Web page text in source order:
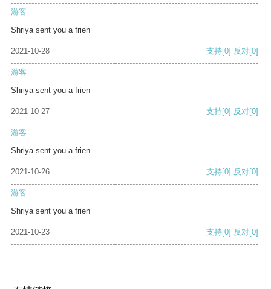
游客
Shriya sent you a frien
2021-10-28 支持[0] 反对[0]
游客
Shriya sent you a frien
2021-10-27 支持[0] 反对[0]
游客
Shriya sent you a frien
2021-10-26 支持[0] 反对[0]
游客
Shriya sent you a frien
2021-10-23 支持[0] 反对[0]